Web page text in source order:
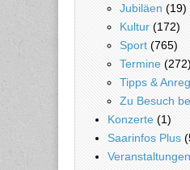
Jubiläen (19)
Kultur (172)
Sport (765)
Termine (272)
Tipps &
Zu Besuch
Konzerte (1)
Saarinfos Plus
Veranstaltungen